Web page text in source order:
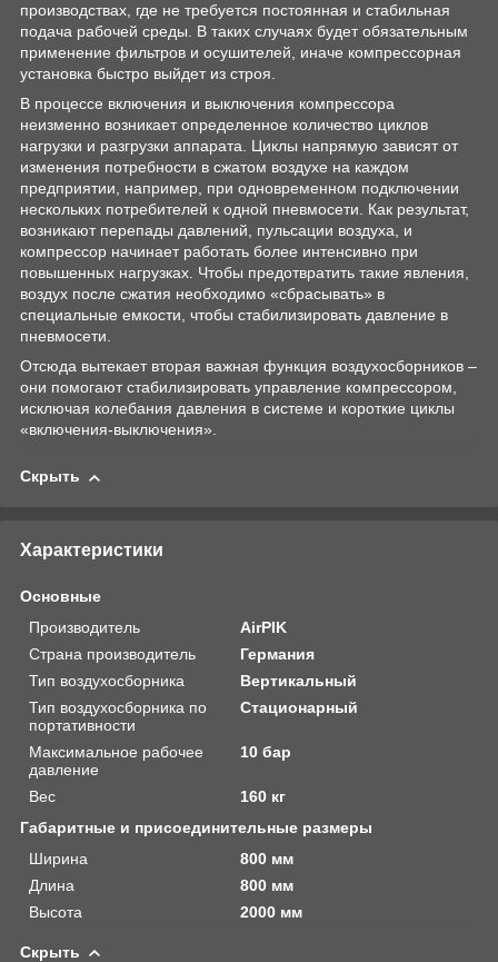
производствах, где не требуется постоянная и стабильная
подача рабочей среды. В таких случаях будет обязательным
применение фильтров и осушителей, иначе компрессорная
установка быстро выйдет из строя.
В процессе включения и выключения компрессора
неизменно возникает определенное количество циклов
нагрузки и разгрузки аппарата. Циклы напрямую зависят от
изменения потребности в сжатом воздухе на каждом
предприятии, например, при одновременном подключении
нескольких потребителей к одной пневмосети. Как результат,
возникают перепады давлений, пульсации воздуха, и
компрессор начинает работать более интенсивно при
повышенных нагрузках. Чтобы предотвратить такие явления,
воздух после сжатия необходимо «сбрасывать» в
специальные емкости, чтобы стабилизировать давление в
пневмосети.
Отсюда вытекает вторая важная функция воздухосборников –
они помогают стабилизировать управление компрессором,
исключая колебания давления в системе и короткие циклы
«включения-выключения».
Скрыть
Характеристики
Основные
Производитель
AirPIK
Страна производитель
Германия
Тип воздухосборника
Вертикальный
Тип воздухосборника по
портативности
Стационарный
Максимальное рабочее
давление
10 бар
Вес
160 кг
Габаритные и присоединительные размеры
Ширина
800 мм
Длина
800 мм
Высота
2000 мм
Скрыть